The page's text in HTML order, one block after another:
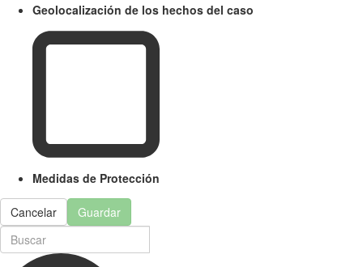
Geolocalización de los hechos del caso
Medidas de Protección
Cancelar Guardar